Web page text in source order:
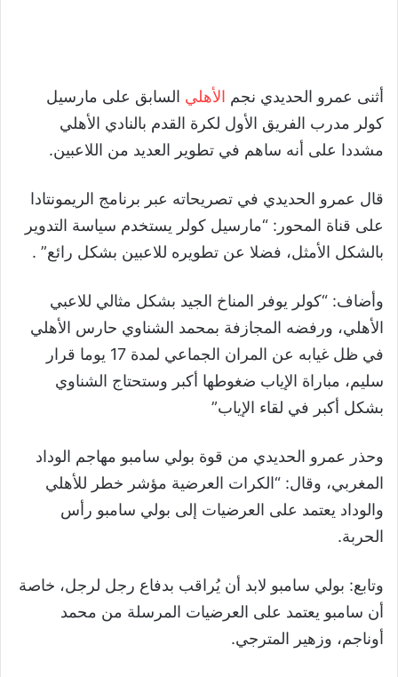
أثنى عمرو الحديدي نجم الأهلي السابق على مارسيل
كولر مدرب الفريق الأول لكرة القدم بالنادي الأهلي
مشددا على أنه ساهم في تطوير العديد من اللاعبين.
قال عمرو الحديدي في تصريحاته عبر برنامج الريمونتادا
على قناة المحور: “مارسيل كولر يستخدم سياسة التدوير
بالشكل الأمثل، فضلا عن تطويره للاعبين بشكل رائع” .
وأضاف: “كولر يوفر المناخ الجيد بشكل مثالي للاعبي
الأهلي، ورفضه المجازفة بمحمد الشناوي حارس الأهلي
في ظل غيابه عن المران الجماعي لمدة 17 يوما قرار
سليم، مباراة الإياب ضغوطها أكبر وستحتاج الشناوي
بشكل أكبر في لقاء الإياب”
وحذر عمرو الحديدي من قوة بولي سامبو مهاجم الوداد
المغربي، وقال: “الكرات العرضية مؤشر خطر للأهلي
والوداد يعتمد على العرضيات إلى بولي سامبو رأس
الحربة.
وتابع: بولي سامبو لابد أن يُراقب بدفاع رجل لرجل، خاصة
أن سامبو يعتمد على العرضيات المرسلة من محمد
أوناجم، وزهير المترجي.